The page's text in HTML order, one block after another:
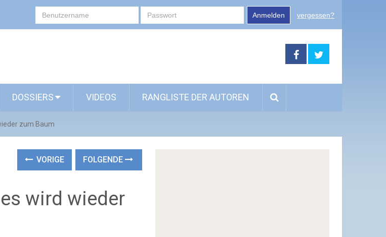
Anmelden vergessen?
DOSSIERS VIDEOS RANGLISTE DER AUTOREN
zum Baum
VORIGE FOLGENDE
wird wieder